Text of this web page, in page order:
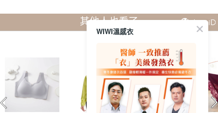
其他人也看了
WIWI溫感衣